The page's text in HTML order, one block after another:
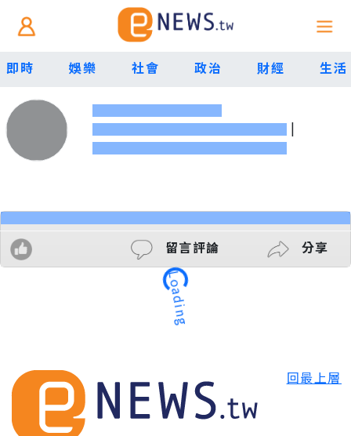
即時 娛樂 社會 政治 財經 生活
|
留言評論 分享
Loading
回最上層